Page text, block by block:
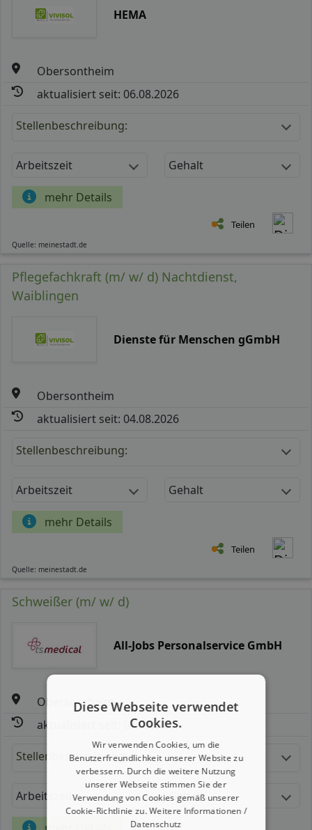
HEMA
Obersontheim
aktualisiert seit: 06.08.2026
Stellenbeschreibung:
Arbeitszeit Gehalt
mehr Details
Teilen
Quelle: meinestadt.de
Pflegefachkraft (m/ w/ d) Nachtdienst,
Waiblingen
Dienste für Menschen gGmbH
Obersontheim
aktualisiert seit: 04.08.2026
Stellenbeschreibung:
Arbeitszeit Gehalt
mehr Details
Teilen
Quelle: meinestadt.de
Schweißer (m/ w/ d)
All-Jobs Personalservice GmbH
Obersontheim
aktualisiert seit: 07.08.2026
Stellenbeschreibung:
Arbeitszeit Gehalt
Diese Webseite verwendet
Cookies.
Wir verwenden Cookies, um die
Benutzerfreundlichkeit unserer Website zu
verbessern. Durch die weitere Nutzung
unserer Webseite stimmen Sie der
Verwendung von Cookies gemäß unserer
Cookie-Richtlinie zu.Weitere Informationen /
Datenschutz